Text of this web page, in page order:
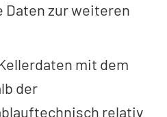
zur weiteren
mit dem
der
relativ